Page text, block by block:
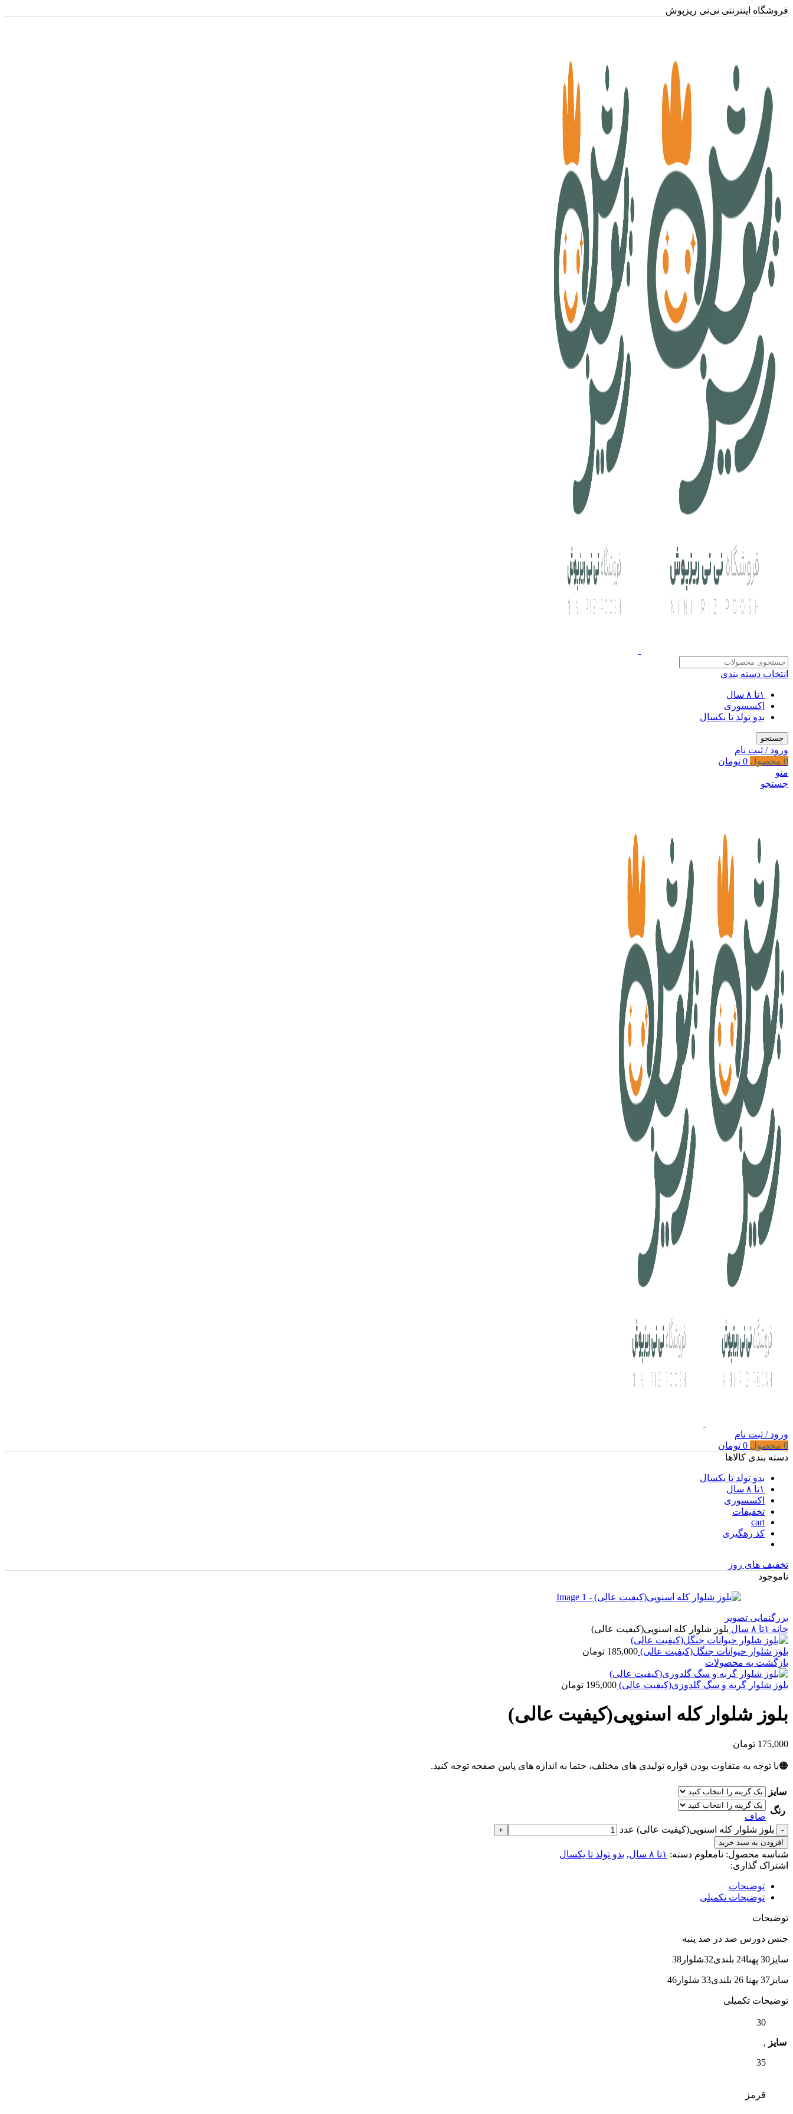
فروشگاه اینترنتی نی‌نی ریزپوش
انتخاب دسته بندی
۱تا ۸ سال
اکسسوری
بدو تولد تا یکسال
جستجو
ورود / ثبت نام
0 محصول 0 تومان
منو
جستجو
ورود / ثبت نام
0 محصول 0 تومان
دسته بندی کالاها
بدو تولد تا یکسال
۱تا ۸ سال
اکسسوری
تخفیفات
cart
کد رهگیری
تخفیف های روز
ناموجود
بزرگنمایی تصویر
خانه ۱تا ۸ سال بلوز شلوار کله اسنوپی(کیفیت عالی)
بلوز شلوار حیوانات جنگل(کیفیت عالی) 185,000 تومان
بازگشت به محصولات
بلوز شلوار گربه و سگ گلدوزی(کیفیت عالی) 195,000 تومان
بلوز شلوار کله اسنوپی(کیفیت عالی)
175,000 تومان
🟠با توجه به متفاوت بودن قواره تولیدی های مختلف، حتما به اندازه های پایین صفحه توجه کنید.
سایز
رنگ
صاف
بلوز شلوار کله اسنوپی(کیفیت عالی) عدد
افزودن به سبد خرید
شناسه محصول: نامعلوم دسته: ۱تا ۸ سال , بدو تولد تا یکسال
اشتراک گذاری:
توضیحات
توضیحات تکمیلی
توضیحات
جنس دورس صد در صد پنبه
سایز30 پهنا24 بلندی32شلوار38
سایز37 پهنا 26 بلندی33 شلوار46
توضیحات تکمیلی
سایز
30
,
35
قرمز